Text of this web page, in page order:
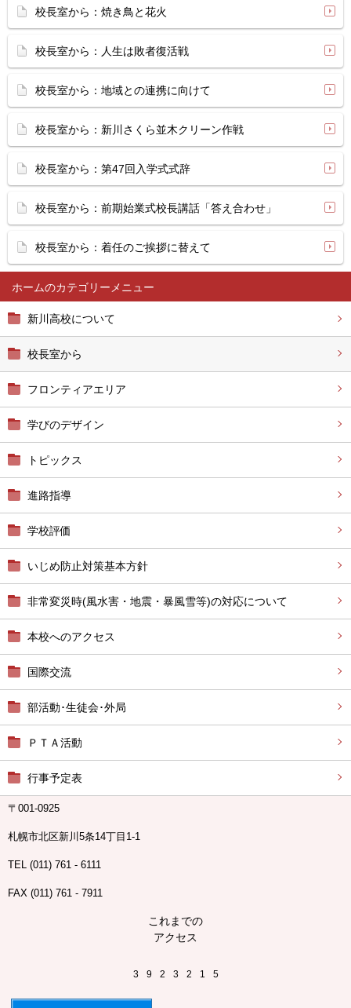
ホーム
新川高校について
校長室から
フロンティアエリア
学びのデザイン
トピックス
進路指導
学校評価
いじめ防止対策基本方針
非常変災時(風水害・地震・暴風雪等)の対応について
本校へのアクセス
国際交流
部活動･生徒会･外局
ＰＴＡ活動
行事予定表
〒001-0925
札幌市北区新川5条14丁目1-1
TEL (011) 761 - 6111
FAX (011) 761 - 7911
これまでの
アクセス
3 9 2 3 2 1 5
校長室から：焼き鳥と花火
校長室から：人生は敗者復活戦
校長室から：地域との連携に向けて
校長室から：新川さくら並木クリーン作戦
校長室から：第47回入学式式辞
校長室から：前期始業式校長講話「答え合わせ」
校長室から：着任のご挨拶に替えて